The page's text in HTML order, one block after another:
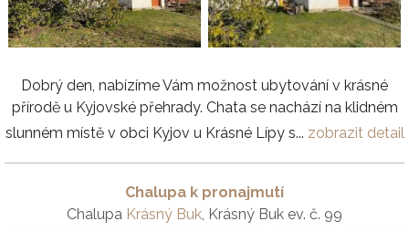
Dobrý den, nabízíme Vám možnost ubytování v krásné
přírodě u Kyjovské přehrady. Chata se nachází na klidném
slunném místě v obci Kyjov u Krásné Lípy s... zobrazit detail
Chalupa k pronajmutí
Chalupa Krásný Buk , Krásný Buk ev. č. 99